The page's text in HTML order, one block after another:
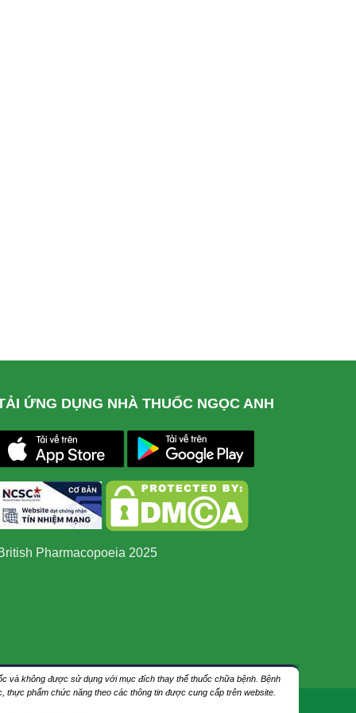
ỨNG DỤNG NHÀ THUỐC NGỌC ANH
Pharmacopoeia 2025
và không được sử dụng với mục đích thay thế thuốc chữa bệnh. Bệnh
phẩm chức năng theo các thông tin được cung cấp trên website.